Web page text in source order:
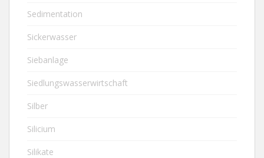
Sedimentation
Sickerwasser
Siebanlage
Siedlungswasserwirtschaft
Silber
Silicium
Silikate